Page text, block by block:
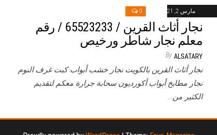
مارس 2, 2021 0
نجار أثاث القرين / 65523233 / رقم
معلم نجار شاطر ورخيص
By ALSATARY
نجار أثاث القرين بالكويت نجار خشب أبواب كبت غرف النوم
نجار مطابخ أبواب أكورديون سحابة جرارة معكم لتقديم
الكثير من…